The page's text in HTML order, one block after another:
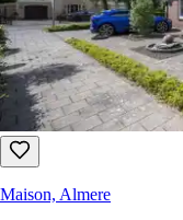
Maison, Almere